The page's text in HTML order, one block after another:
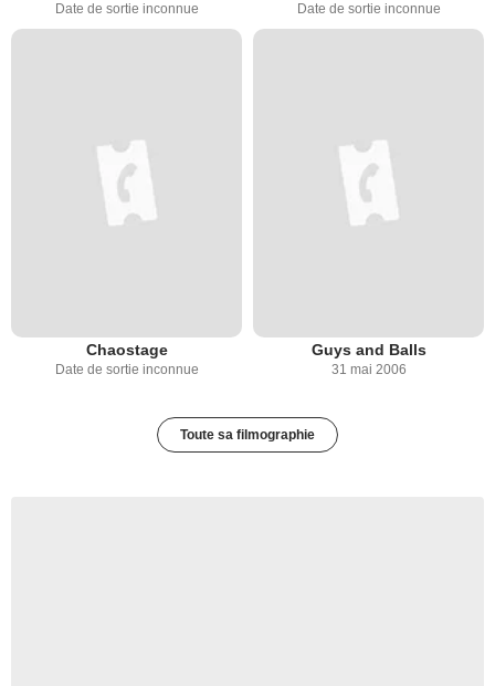
Date de sortie inconnue Date de sortie inconnue
Chaostage
Date de sortie inconnue
Guys and Balls
31 mai 2006
Toute sa filmographie